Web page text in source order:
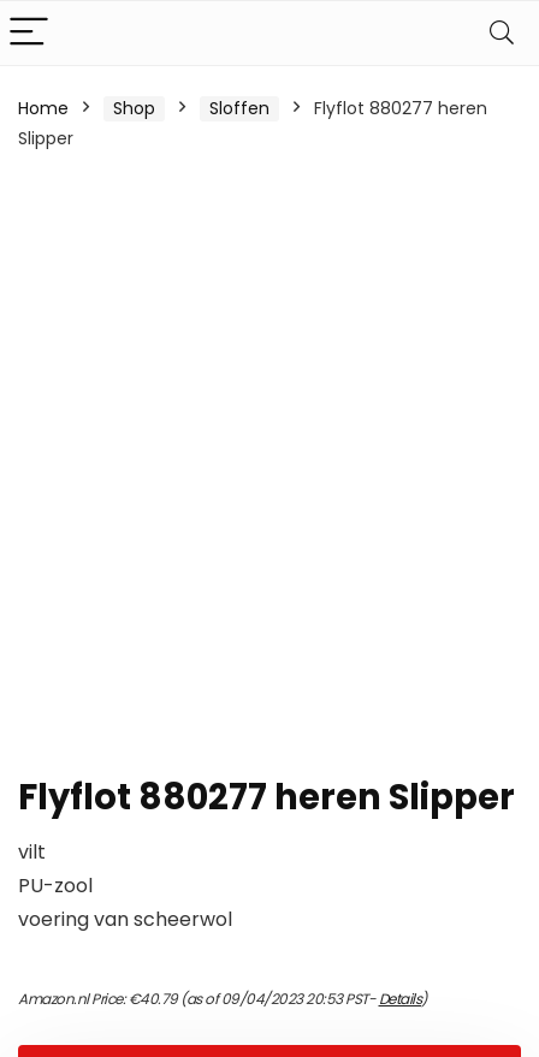
Home Shop Sloffen
Flyflot 880277 heren
Slipper
Flyflot 880277 heren Slipper
vilt
PU-zool
voering van scheerwol
Amazon.nl Price:€40.79(as of 09/04/2023 20:53 PST-Details)